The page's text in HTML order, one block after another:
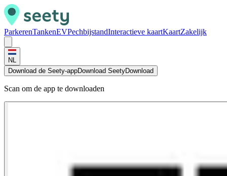
ParkerenTankenEVPechbijstandInteractieve kaartKaartZakelijk
NL
Download de Seety-appDownload SeetyDownload
Scan om de app te downloaden